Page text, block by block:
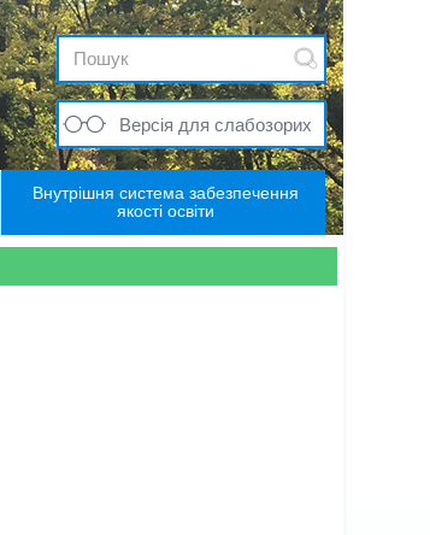
Версія для слабозорих
Внутрішня система забезпечення
якості освіти